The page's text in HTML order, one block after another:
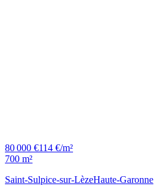
80 000 €114 €/m²
700 m²
Saint-Sulpice-sur-LèzeHaute-Garonne